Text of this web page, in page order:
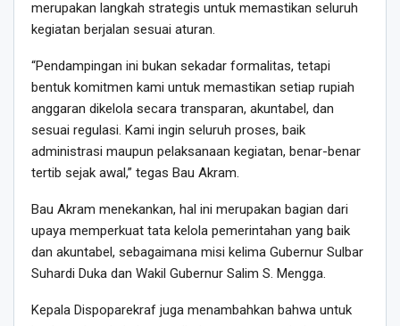
merupakan langkah strategis untuk memastikan seluruh
kegiatan berjalan sesuai aturan.
“Pendampingan ini bukan sekadar formalitas, tetapi
bentuk komitmen kami untuk memastikan setiap rupiah
anggaran dikelola secara transparan, akuntabel, dan
sesuai regulasi. Kami ingin seluruh proses, baik
administrasi maupun pelaksanaan kegiatan, benar-benar
tertib sejak awal,” tegas Bau Akram.
Bau Akram menekankan, hal ini merupakan bagian dari
upaya memperkuat tata kelola pemerintahan yang baik
dan akuntabel, sebagaimana misi kelima Gubernur Sulbar
Suhardi Duka dan Wakil Gubernur Salim S. Mengga.
Kepala Dispoparekraf juga menambahkan bahwa untuk